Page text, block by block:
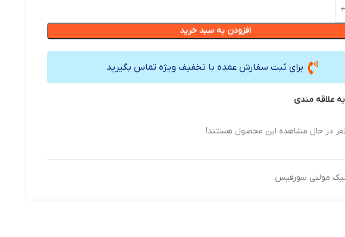
افزودن به سبد خرید
برای ثبت سفارش عمده با تخفیف ویژه تماس بگیرید
علاقه مندی
نفر در حال مشاهده این محصول هستند!
مولتی سورفیس